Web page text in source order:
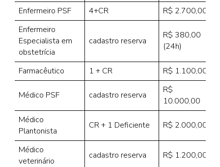
Enfermeiro PSF
4+CR
R$ 2.700,00
Enfermeiro
Especialista em
obstetrícia
cadastro reserva
R$ 380,00
(24h)
Farmacêutico 1 + CR R$ 1.100,00
Médico PSF cadastro reserva
R$
10.000,00
Médico
Plantonista
CR + 1 Deficiente R$ 2.000,00
Médico
veterinário
cadastro reserva R$ 1.200,00